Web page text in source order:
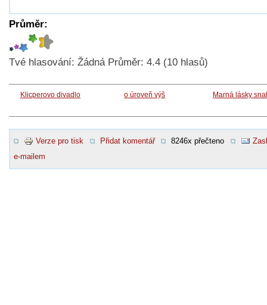
Průměr:
Tvé hlasování: Žádná Průměr: 4.4 (10 hlasů)
Klicperovo divadlo o úroveň výš Marná lásky
Verze pro tisk Přidat komentář 8246x přečteno
e-mailem